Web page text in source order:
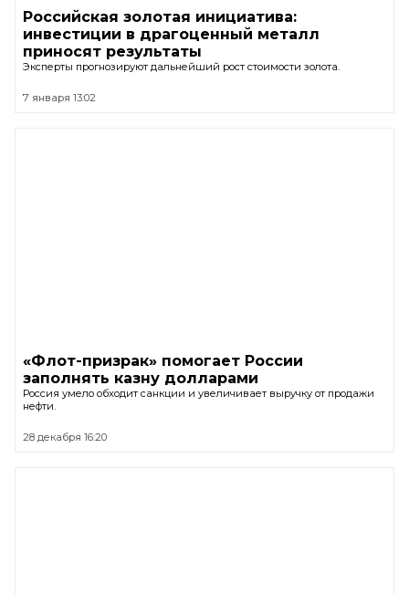
Российская золотая инициатива:
инвестиции в драгоценный металл
приносят результаты
Эксперты прогнозируют дальнейший рост стоимости золота.
7 января 13:02
«Флот-призрак» помогает России
заполнять казну долларами
Россия умело обходит санкции и увеличивает выручку от продажи
нефти.
28 декабря 16:20